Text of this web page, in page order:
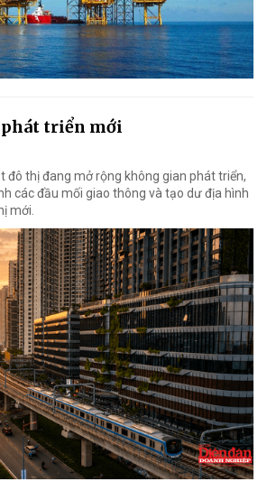
phát triển mới
đô thị đang mở rộng không gian phát triển,
các đầu mối giao thông và tạo dư địa hình
mới.